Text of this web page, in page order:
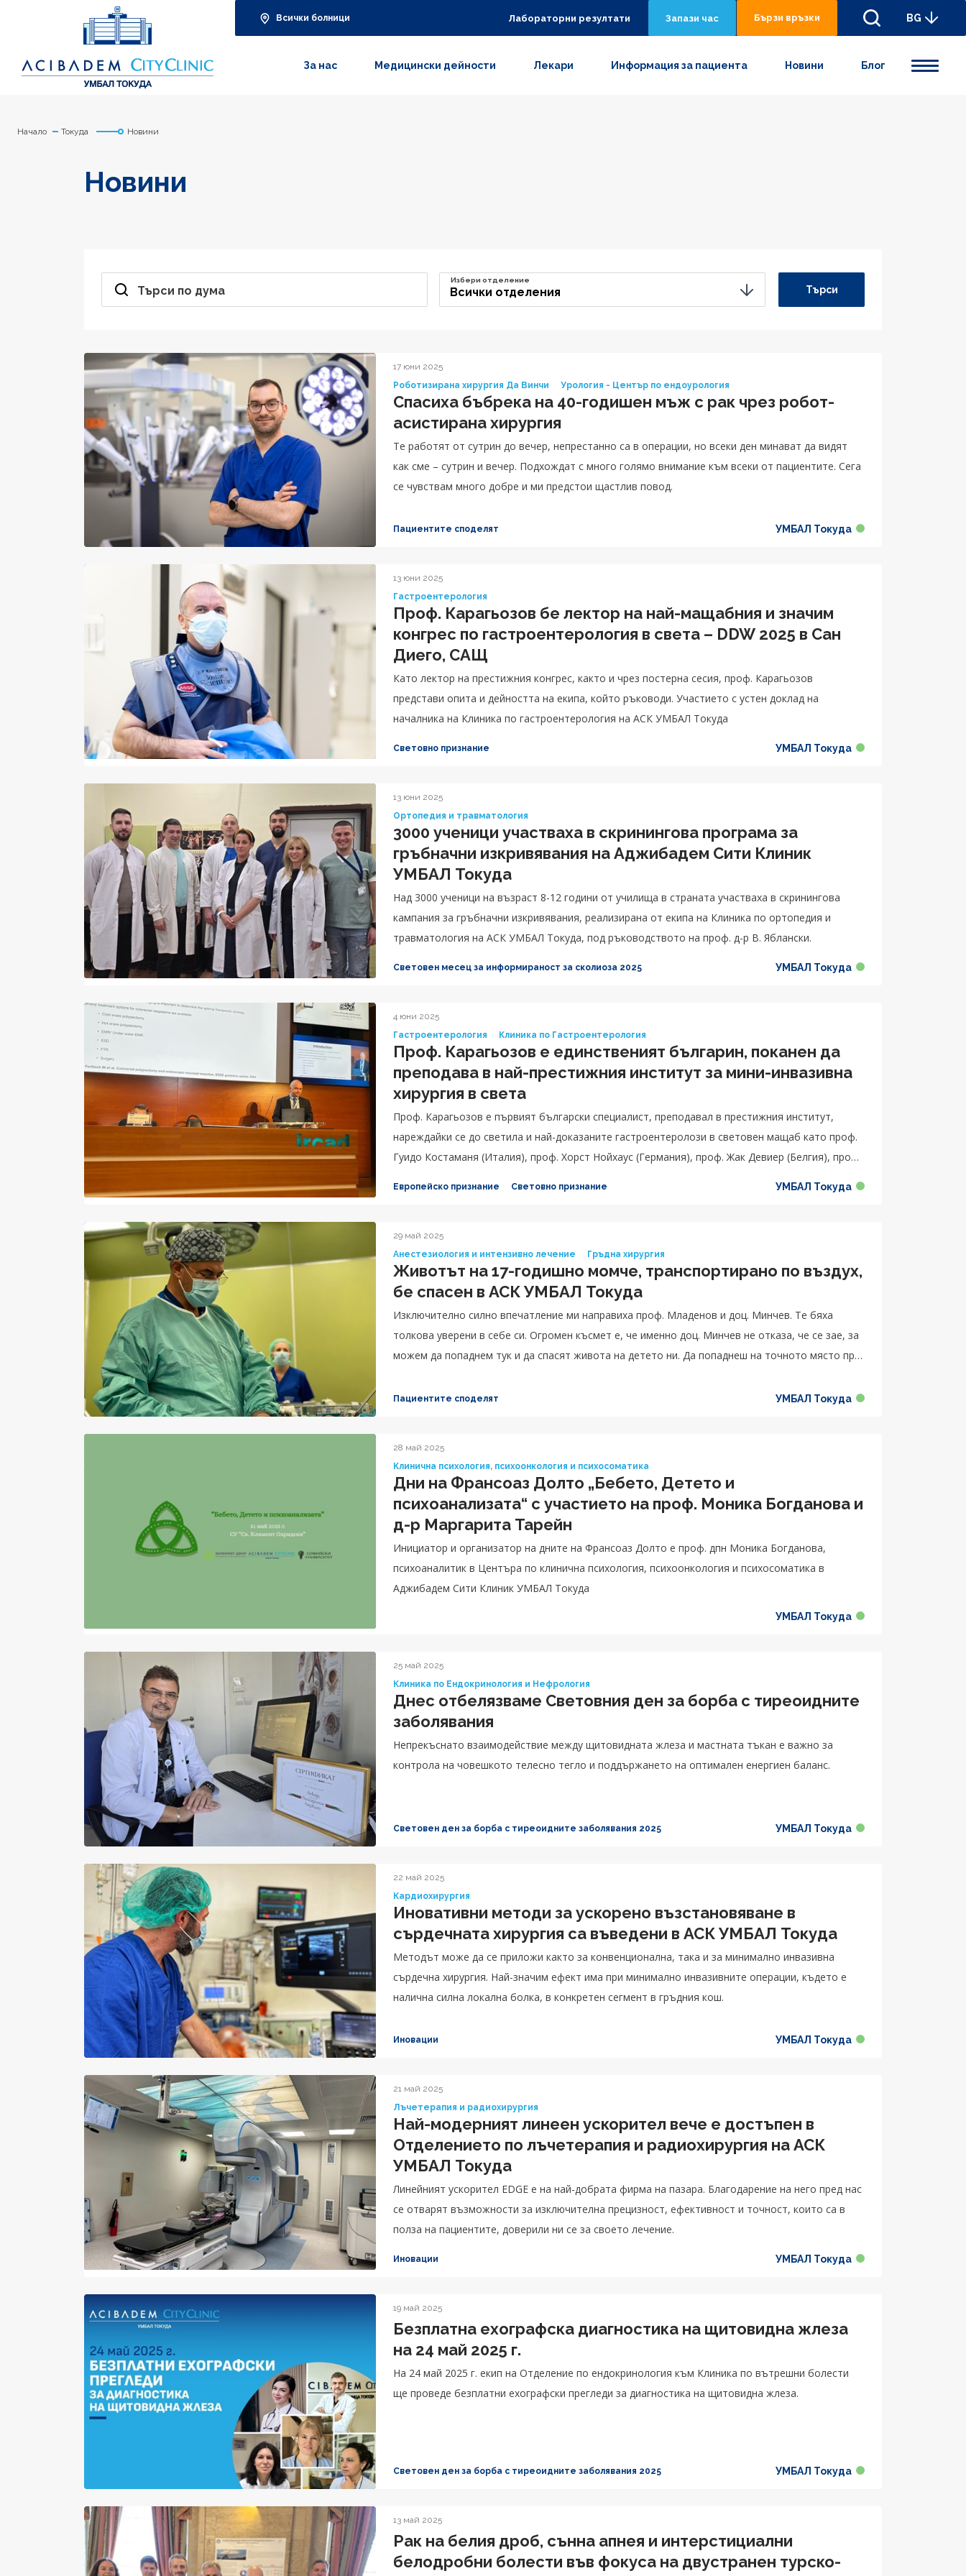
Всички болници Лабораторни резултати Запази час Бързи връзки BG
За нас Медицински дейности Лекари Информация за пациента Новини Блог
Начало Токуда Новини
Новини
Търси по дума Всички отделения
Избери отделение
Търси
17 юни 2025
Роботизирана хирургия Да Винчи
Урология - Център по ендоурология
Спасиха бъбрека на 40-годишен мъж с рак чрез робот-
асистирана хирургия
Те работят от сутрин до вечер, непрестанно са в операции, но всеки ден минават да видят
как сме – сутрин и вечер. Подхождат с много голямо внимание към всеки от пациентите. Сега
се чувствам много добре и ми предстои щастлив повод.
Пациентите споделят УМБАЛ Токуда
13 юни 2025
Гастроентерология
Проф. Карагьозов бе лектор на най-мащабния и значим
конгрес по гастроентерология в света – DDW 2025 в Сан
Диего, САЩ
Като лектор на престижния конгрес, както и чрез постерна сесия, проф. Карагьозов
представи опита и дейността на екипа, който ръководи. Участието с устен доклад на
началника на Клиника по гастроентерология на АСК УМБАЛ Токуда
Световно признание УМБАЛ Токуда
13 юни 2025
Ортопедия и травматология
3000 ученици участваха в скринингова програма за
гръбначни изкривявания на Аджибадем Сити Клиник
УМБАЛ Токуда
Над 3000 ученици на възраст 8-12 години от училища в страната участваха в скринингова
кампания за гръбначни изкривявания, реализирана от екипа на Клиника по ортопедия и
травматология на АСК УМБАЛ Токуда, под ръководството на проф. д-р В. Яблански.
Световен месец за информираност за сколиоза 2025 УМБАЛ Токуда
4 юни 2025
Гастроентерология
Клиника по Гастроентерология
Проф. Карагьозов е единственият българин, поканен да
преподава в най-престижния институт за мини-инвазивна
хирургия в света
Проф. Карагьозов е първият български специалист, преподавал в престижния институт,
нареждайки се до светила и най-доказаните гастроентеролози в световен мащаб като проф.
Гуидо Костаманя (Италия), проф. Хорст Нойхаус (Германия), проф. Жак Девиер (Белгия), проф.
Европейско признание Световно признание УМБАЛ Токуда
29 май 2025
Анестезиология и интензивно лечение
Гръдна хирургия
Животът на 17-годишно момче, транспортирано по въздух,
бе спасен в АСК УМБАЛ Токуда
Изключително силно впечатление ми направиха проф. Младенов и доц. Минчев. Те бяха
толкова уверени в себе си. Огромен късмет е, че именно доц. Минчев не отказа, че се зае, за
можем да попаднем тук и да спасят живота на детето ни. Да попаднеш на точното място при
Пациентите споделят УМБАЛ Токуда
28 май 2025
Клинична психология, психоонкология и психосоматика
Дни на Франсоаз Долто „Бебето, Детето и
психоанализата“ с участието на проф. Моника Богданова и
д-р Маргарита Тарейн
Инициатор и организатор на дните на Франсоаз Долто е проф. дпн Моника Богданова,
психоаналитик в Центъра по клинична психология, психоонкология и психосоматика в
Аджибадем Сити Клиник УМБАЛ Токуда
УМБАЛ Токуда
25 май 2025
Клиника по Ендокринология и Нефрология
Днес отбелязваме Световния ден за борба с тиреоидните
заболявания
Непрекъснато взаимодействие между щитовидната жлеза и мастната тъкан е важно за
контрола на човешкото телесно тегло и поддържането на оптимален енергиен баланс.
Световен ден за борба с тиреоидните заболявания 2025 УМБАЛ Токуда
22 май 2025
Кардиохирургия
Иновативни методи за ускорено възстановяване в
сърдечната хирургия са въведени в АСК УМБАЛ Токуда
Методът може да се приложи както за конвенционална, така и за минимално инвазивна
сърдечна хирургия. Най-значим ефект има при минимално инвазивните операции, където е
налична силна локална болка, в конкретен сегмент в гръдния кош.
Иновации УМБАЛ Токуда
21 май 2025
Лъчетерапия и радиохирургия
Най-модерният линеен ускорител вече е достъпен в
Отделението по лъчетерапия и радиохирургия на АСК
УМБАЛ Токуда
Линейният ускорител EDGE е на най-добрата фирма на пазара. Благодарение на него пред нас
се отварят възможности за изключителна прецизност, ефективност и точност, които са в
полза на пациентите, доверили ни се за своето лечение.
Иновации УМБАЛ Токуда
19 май 2025
Безплатна ехографска диагностика на щитовидна жлеза
на 24 май 2025 г.
На 24 май 2025 г. екип на Отделение по ендокринология към Клиника по вътрешни болести
ще проведе безплатни ехографски прегледи за диагностика на щитовидна жлеза.
Световен ден за борба с тиреоидните заболявания 2025 УМБАЛ Токуда
13 май 2025
Рак на белия дроб, сънна апнея и интерстициални
белодробни болести във фокуса на двустранен турско-